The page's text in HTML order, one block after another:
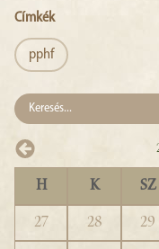
Címkék
pphf
H K SZ
27 28 29